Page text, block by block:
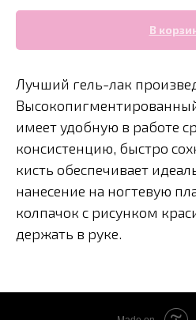
В
Лучший гель-лак
имеет удобную в работе
консистенцию, быстро
кисть обеспечивает
нанесение на ногтевую
колпачок с рисунком
держать в руке.